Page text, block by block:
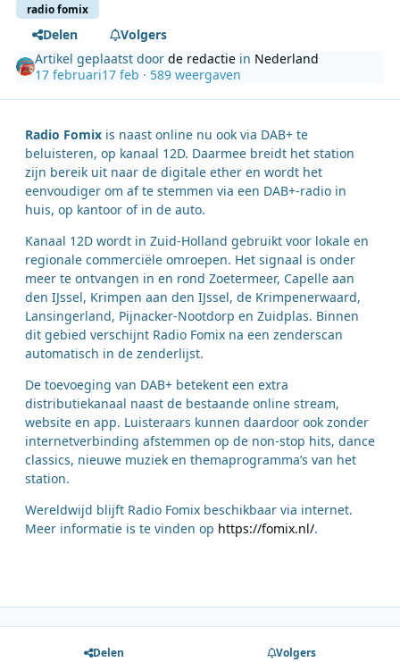
radio fomix
Delen
Volgers
Artikel geplaatst doorde redactie in Nederland
17 februari17 feb · 589 weergaven
Radio Fomix is naast online nu ook via DAB+ te
beluisteren, op kanaal 12D. Daarmee breidt het station
zijn bereik uit naar de digitale ether en wordt het
eenvoudiger om af te stemmen via een DAB+-radio in
huis, op kantoor of in de auto.
Kanaal 12D wordt in Zuid-Holland gebruikt voor lokale en
regionale commerciële omroepen. Het signaal is onder
meer te ontvangen in en rond Zoetermeer, Capelle aan
den IJssel, Krimpen aan den IJssel, de Krimpenerwaard,
Lansingerland, Pijnacker-Nootdorp en Zuidplas. Binnen
dit gebied verschijnt Radio Fomix na een zenderscan
automatisch in de zenderlijst.
De toevoeging van DAB+ betekent een extra
distributiekanaal naast de bestaande online stream,
website en app. Luisteraars kunnen daardoor ook zonder
internetverbinding afstemmen op de non-stop hits, dance
classics, nieuwe muziek en themaprogramma’s van het
station.
Wereldwijd blijft Radio Fomix beschikbaar via internet.
Meer informatie is te vinden op https://fomix.nl/.
Delen Volgers